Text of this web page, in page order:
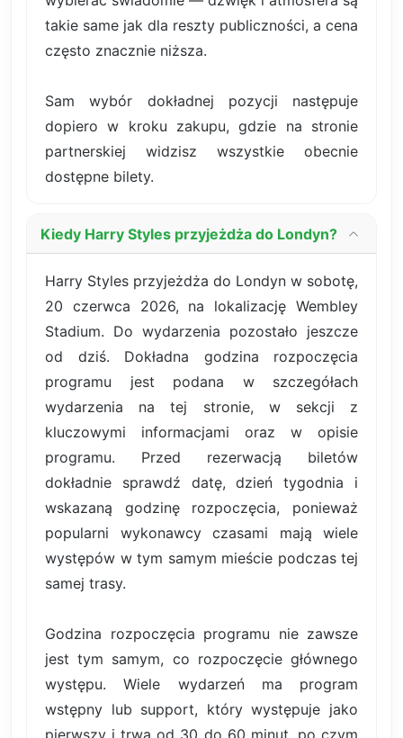
takie same jak dla reszty publiczności, a cena
często znacznie niższa.
Sam wybór dokładnej pozycji następuje
dopiero w kroku zakupu, gdzie na stronie
partnerskiej widzisz wszystkie obecnie
dostępne bilety.
Kiedy Harry Styles przyjeżdża do Londyn?
Harry Styles przyjeżdża do Londyn w sobotę,
20 czerwca 2026, na lokalizację Wembley
Stadium. Do wydarzenia pozostało jeszcze
od dziś. Dokładna godzina rozpoczęcia
programu jest podana w szczegółach
wydarzenia na tej stronie, w sekcji z
kluczowymi informacjami oraz w opisie
programu. Przed rezerwacją biletów
dokładnie sprawdź datę, dzień tygodnia i
wskazaną godzinę rozpoczęcia, ponieważ
popularni wykonawcy czasami mają wiele
występów w tym samym mieście podczas tej
samej trasy.
Godzina rozpoczęcia programu nie zawsze
jest tym samym, co rozpoczęcie głównego
występu. Wiele wydarzeń ma program
wstępny lub support, który występuje jako